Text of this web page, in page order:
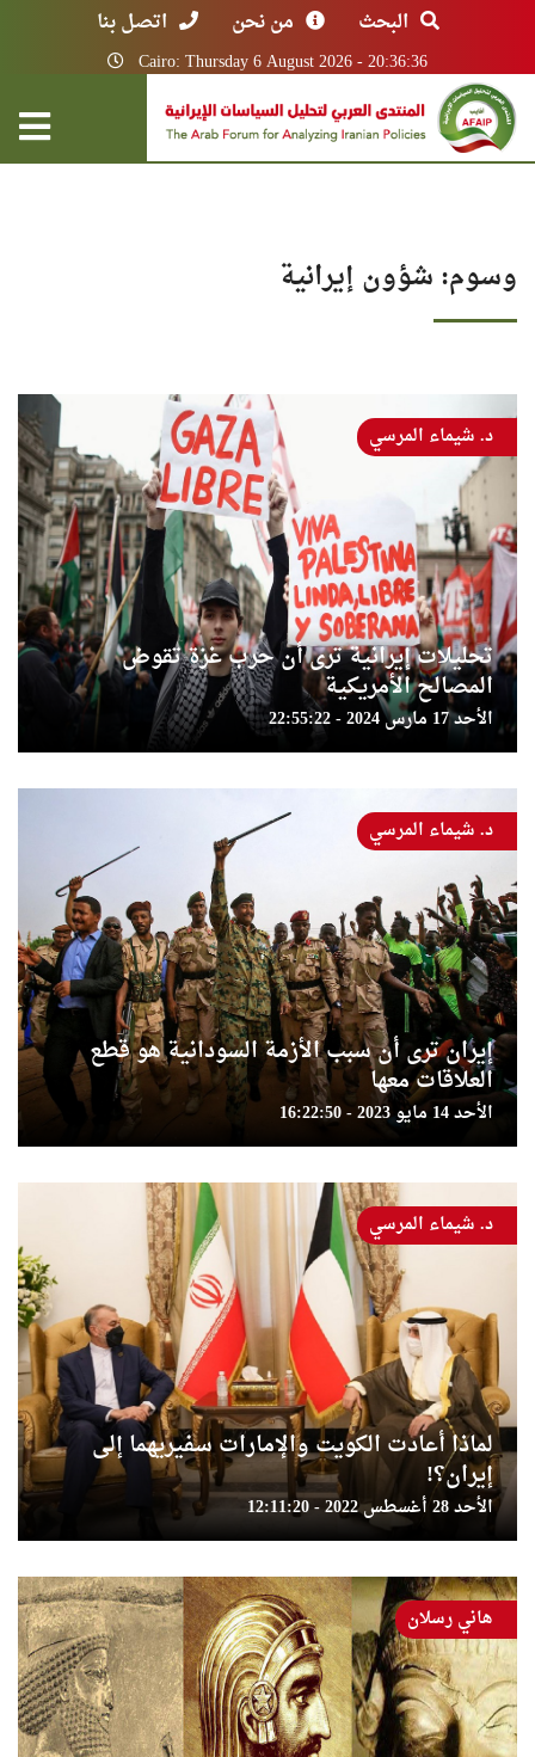
البحث من نحن اتصل بنا
Cairo: Thursday 6 August 2026 - 20:36:36
وسوم: شؤون إيرانية
تحليلات إيرانية ترى أن حرب غزة تقوض
المصالح الأمريكية
الأحد 17 مارس 2024 - 22:55:22
د. شيماء المرسي
إيران ترى أن سبب الأزمة السودانية هو قطع
العلاقات معها
الأحد 14 مايو 2023 - 16:22:50
د. شيماء المرسي
لماذا أعادت الكويت والإمارات سفيريهما إلى
إيران؟!
الأحد 28 أغسطس 2022 - 12:11:20
د. شيماء المرسي
هاني رسلان